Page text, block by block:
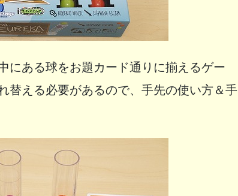
にある球をお題カード通りに揃えるゲー
替える必要があるので、手先の使い方＆手